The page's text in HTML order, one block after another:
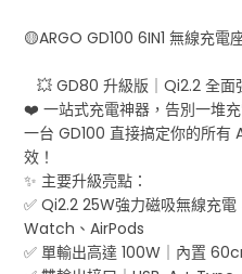
🟡ARGO GD100 6IN1 無線充電
💥 GD80 升級版｜Qi2.2 全面
❤️ 一站式充電神器，告別一堆充
一台 GD100 直接搞定你的所有
效！
✨ 主要升級亮點：
✅ Qi2.2 25W強力磁吸無線充
Watch、AirPods
✅ 單輸出高達 100W｜內置